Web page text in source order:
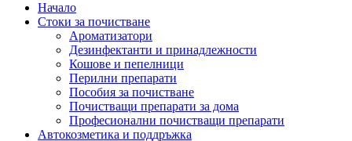
Начало
Стоки за почистване
Ароматизатори
Дезинфектанти и принадлежности
Кошове и пепелници
Перилни препарати
Пособия за почистване
Почистващи препарати за дома
Професионални почистващи препарати
Автокозметика и поддръжка